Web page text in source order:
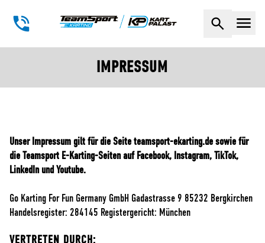
IMPRESSUM
Unser Impressum gilt für die Seite teamsport-ekarting.de sowie für
die Teamsport E-Karting-Seiten auf Facebook, Instagram, TikTok,
LinkedIn und Youtube.
Go Karting For Fun Germany GmbH Gadastrasse 9 85232 Bergkirchen
Handelsregister: 284145 Registergericht: München
VERTRETEN DURCH: